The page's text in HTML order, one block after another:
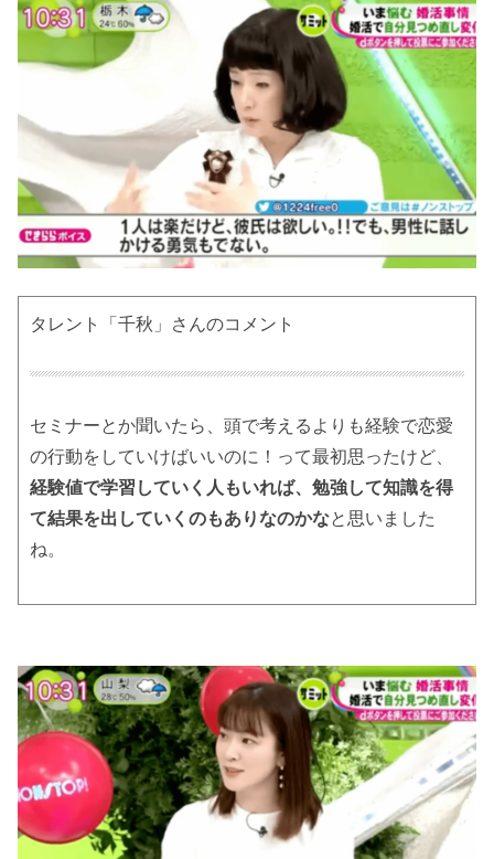
タレント「千秋」さんのコメント
セミナーとか聞いたら、頭で考えるよりも経験で恋愛
の行動をしていけばいいのに！って最初思ったけど、
経験値で学習していく人もいれば、勉強して知識を得
て結果を出していくのもありなのかなと思いました
ね。